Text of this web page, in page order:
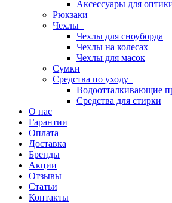
Аксессуары для
Рюкзаки
Чехлы
Чехлы для сноуборда
Чехлы на колесах
Чехлы для масок
Сумки
Средства по уходу
Водоотталкивающие
Средства для стирки
О нас
Гарантии
Оплата
Доставка
Бренды
Акции
Отзывы
Статьи
Контакты